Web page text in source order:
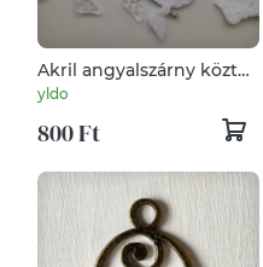
Akril angyalszárny köztes
- 19x9mm - 40 db /
csomag - választható szín
yldo
800 Ft